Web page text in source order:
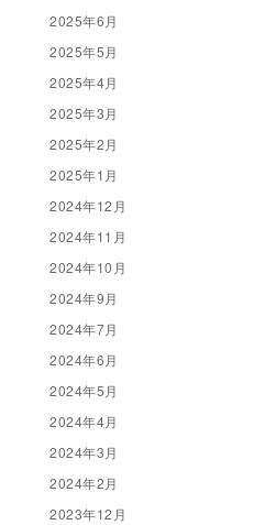
2025年6月
2025年5月
2025年4月
2025年3月
2025年2月
2025年1月
2024年12月
2024年11月
2024年10月
2024年9月
2024年7月
2024年6月
2024年5月
2024年4月
2024年3月
2024年2月
2023年12月